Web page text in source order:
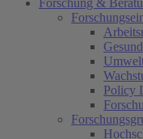
Forschung &
Policy